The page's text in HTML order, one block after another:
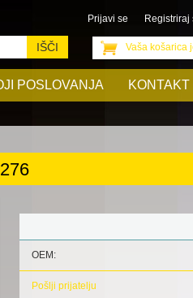
Prijavi se Registriraj
Vaša košarica
POSLOVANJA KONTAKT
IŠČI
OEM:
Pošlji prijatelju